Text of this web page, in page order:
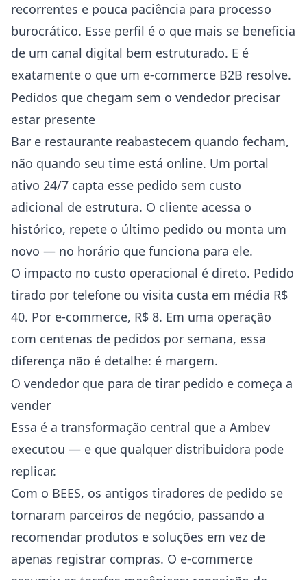
recorrentes e pouca paciência para processo
burocrático. Esse perfil é o que mais se beneficia
de um canal digital bem estruturado. E é
exatamente o que um e-commerce B2B resolve.
Pedidos que chegam sem o vendedor precisar
estar presente
Bar e restaurante reabastecem quando fecham,
não quando seu time está online. Um portal
ativo 24/7 capta esse pedido sem custo
adicional de estrutura. O cliente acessa o
histórico, repete o último pedido ou monta um
novo — no horário que funciona para ele.
O impacto no custo operacional é direto. Pedido
tirado por telefone ou visita custa em média R$
40. Por e-commerce, R$ 8. Em uma operação
com centenas de pedidos por semana, essa
diferença não é detalhe: é margem.
O vendedor que para de tirar pedido e começa a
vender
Essa é a transformação central que a Ambev
executou — e que qualquer distribuidora pode
replicar.
Com o BEES, os antigos tiradores de pedido se
tornaram parceiros de negócio, passando a
recomendar produtos e soluções em vez de
apenas registrar compras. O e-commerce